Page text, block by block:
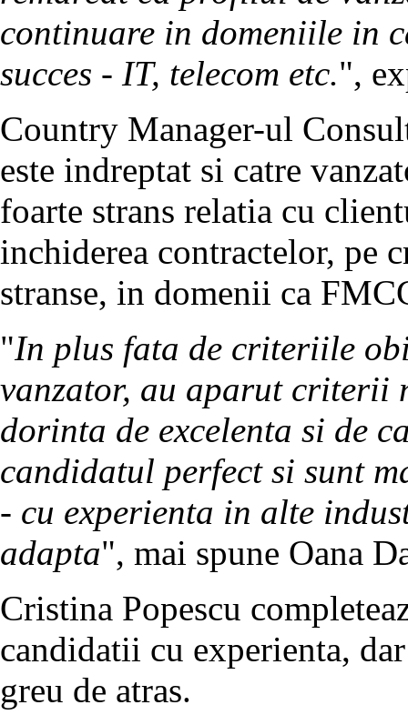
continuare in domeniile in
succes - IT, telecom etc.",
Country Manager-ul
este indreptat si catre
foarte strans relatia cu
inchiderea contractelor, pe
stranse, in domenii ca
"In plus fata de criteriile
vanzator, au aparut criterii
dorinta de excelenta si de
candidatul perfect si sunt
- cu experienta in alte
adapta", mai spune Oana
Cristina Popescu
candidatii cu experienta,
greu de atras.